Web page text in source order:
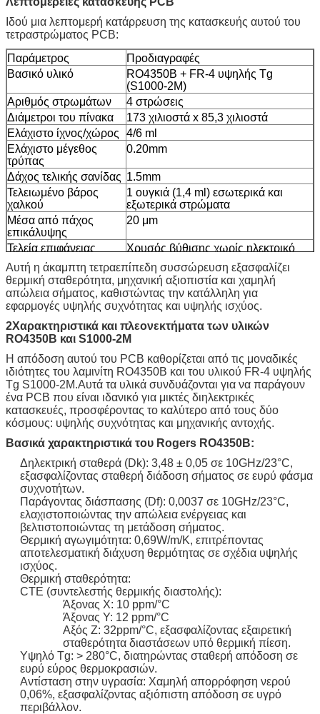
Ιδού μια λεπτομερή κατάρρευση της κατασκευής αυτού του
τετραστρώματος PCB:
Παράμετρος
Προδιαγραφές
Βασικό υλικό
RO4350B + FR-4 υψηλής Tg
(S1000-2M)
Αριθμός στρωμάτων
4 στρώσεις
Διάμετροι του πίνακα
173 χιλιοστά x 85,3 χιλιοστά
Ελάχιστο ίχνος/χώρος
4/6 ml
Ελάχιστο μέγεθος
τρύπας
0.20mm
Δάχος τελικής σανίδας 1.5mm
Τελειωμένο βάρος
χαλκού
1 ουγκιά (1,4 ml) εσωτερικά και
εξωτερικά στρώματα
Μέσα από πάχος
επικάλυψης
20 μm
Τελεία επιφάνειας
Χρυσός βύθισης χωρίς ηλεκτρικό
νικέλιο (ENIG)
Πιο ψηλά σε μεταξένια
οθόνη
Λευκό
Πυκνωτή οδοντόκρεμα Πράσινο
Πάνω μάσκα
συγκόλλησης
Πράσινο
Ηλεκτρικές δοκιμές
100% δοκιμή πριν από τη μεταφορά
Αυτή η άκαμπτη τετραεπίπεδη συσσώρευση εξασφαλίζει
θερμική σταθερότητα, μηχανική αξιοπιστία και χαμηλή
απώλεια σήματος, καθιστώντας την κατάλληλη για
εφαρμογές υψηλής συχνότητας και υψηλής ισχύος.
2Χαρακτηριστικά και πλεονεκτήματα των υλικών
RO4350B και S1000-2M
Η απόδοση αυτού του PCB καθορίζεται από τις μοναδικές
ιδιότητες του λαμινίτη RO4350B και του υλικού FR-4 υψηλής
Tg S1000-2M.Αυτά τα υλικά συνδυάζονται για να παράγουν
ένα PCB που είναι ιδανικό για μικτές διηλεκτρικές
κατασκευές, προσφέροντας το καλύτερο από τους δύο
κόσμους: υψηλής συχνότητας και μηχανικής αντοχής.
Βασικά χαρακτηριστικά του Rogers RO4350B:
Δηλεκτρική σταθερά (Dk): 3,48 ± 0,05 σε 10GHz/23°C,
εξασφαλίζοντας σταθερή διάδοση σήματος σε ευρύ φάσμα
συχνοτήτων.
Παράγοντας διάσπασης (Df): 0,0037 σε 10GHz/23°C,
ελαχιστοποιώντας την απώλεια ενέργειας και
βελτιστοποιώντας τη μετάδοση σήματος.
Θερμική αγωγιμότητα: 0,69W/m/K, επιτρέποντας
αποτελεσματική διάχυση θερμότητας σε σχέδια υψηλής
ισχύος.
Θερμική σταθερότητα:
CTE (συντελεστής θερμικής διαστολής):
Άξονας Χ: 10 ppm/°C
Άξονας Y: 12 ppm/°C
Αξός Z: 32ppm/°C, εξασφαλίζοντας εξαιρετική
σταθερότητα διαστάσεων υπό θερμική πίεση.
Υψηλό Tg: > 280°C, διατηρώντας σταθερή απόδοση σε
ευρύ εύρος θερμοκρασιών.
Αντίσταση στην υγρασία: Χαμηλή απορρόφηση νερού
0,06%, εξασφαλίζοντας αξιόπιστη απόδοση σε υγρό
περιβάλλον.